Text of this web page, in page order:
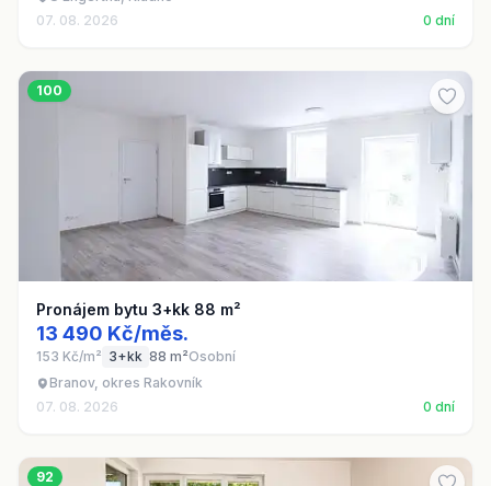
07. 08. 2026
0 dní
100
Pronájem bytu 3+kk 88 m²
13 490 Kč/měs.
153 Kč/m² 3+kk 88 m²Osobní
Branov, okres Rakovník
07. 08. 2026
0 dní
92